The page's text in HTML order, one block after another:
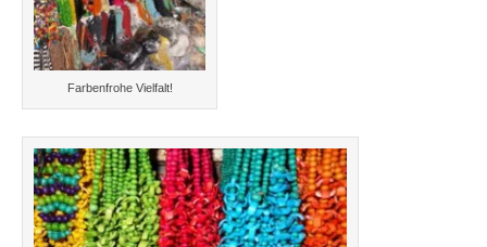
Farbenfrohe Vielfalt!